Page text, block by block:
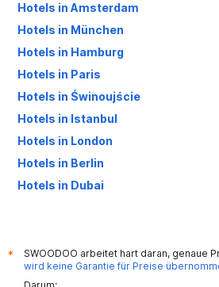
Hotels in Amsterdam
Hotels in München
Hotels in Hamburg
Hotels in Paris
Hotels in Świnoujście
Hotels in Istanbul
Hotels in London
Hotels in Berlin
Hotels in Dubai
*
SWOODOO arbeitet hart daran, genaue
wird keine Garantie für Preise